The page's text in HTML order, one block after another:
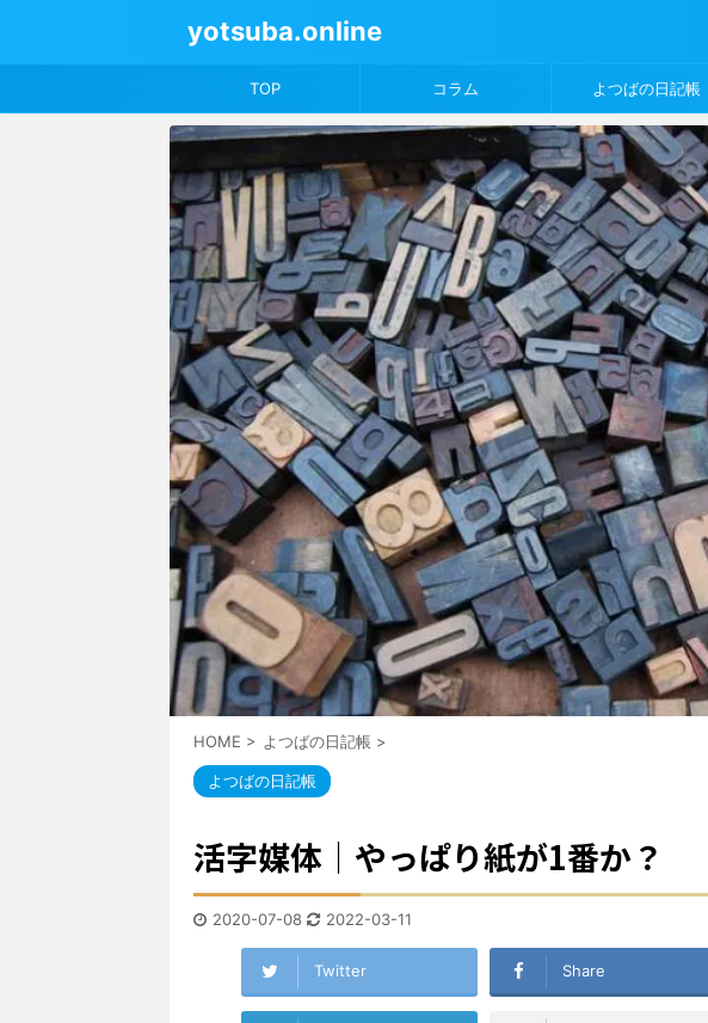
yotsuba.online
TOP コラム よつばの日記帳
HOME > よつばの日記帳 >
よつばの日記帳
活字媒体｜やっぱり紙が1番か？
2020-07-08 2022-03-11
Twitter Share